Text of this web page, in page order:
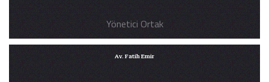
Yönetici Ortak
PROFILI
Av. Fatih Emir